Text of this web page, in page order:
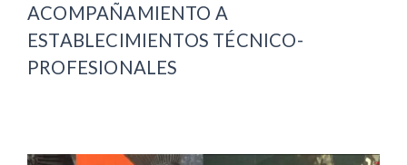
ACOMPAÑAMIENTO A
ESTABLECIMIENTOS TÉCNICO-
PROFESIONALES